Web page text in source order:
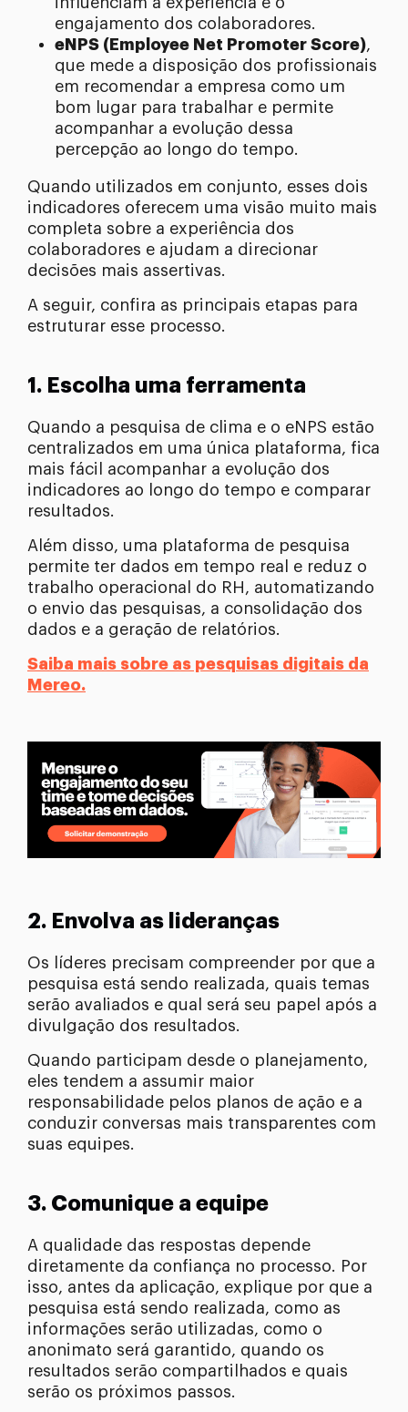
engajamento dos colaboradores.
eNPS (Employee Net Promoter Score),
que mede a disposição dos profissionais
em recomendar a empresa como um
bom lugar para trabalhar e permite
acompanhar a evolução dessa
percepção ao longo do tempo.
Quando utilizados em conjunto, esses dois
indicadores oferecem uma visão muito mais
completa sobre a experiência dos
colaboradores e ajudam a direcionar
decisões mais assertivas.
A seguir, confira as principais etapas para
estruturar esse processo.
1. Escolha uma ferramenta
Quando a pesquisa de clima e o eNPS estão
centralizados em uma única plataforma, fica
mais fácil acompanhar a evolução dos
indicadores ao longo do tempo e comparar
resultados.
Além disso, uma plataforma de pesquisa
permite ter dados em tempo real e reduz o
trabalho operacional do RH, automatizando
o envio das pesquisas, a consolidação dos
dados e a geração de relatórios.
Saiba mais sobre as pesquisas digitais da
Mereo.
2. Envolva as lideranças
Os líderes precisam compreender por que a
pesquisa está sendo realizada, quais temas
serão avaliados e qual será seu papel após a
divulgação dos resultados.
Quando participam desde o planejamento,
eles tendem a assumir maior
responsabilidade pelos planos de ação e a
conduzir conversas mais transparentes com
suas equipes.
3. Comunique a equipe
A qualidade das respostas depende
diretamente da confiança no processo. Por
isso, antes da aplicação, explique por que a
pesquisa está sendo realizada, como as
informações serão utilizadas, como o
anonimato será garantido, quando os
resultados serão compartilhados e quais
serão os próximos passos.